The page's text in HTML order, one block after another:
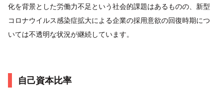
化を背景とした労働力不足という社会的課題はあるものの、新型
コロナウイルス感染症拡大による企業の採用意欲の回復時期につ
いては不透明な状況が継続しています。
自己資本比率